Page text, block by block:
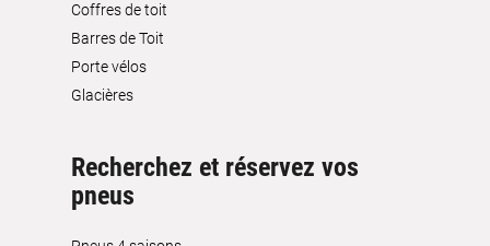
Coffres de toit
Barres de Toit
Porte vélos
Glacières
Recherchez et réservez vos
pneus